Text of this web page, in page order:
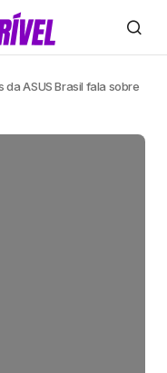
ASUS Brasil fala sobre